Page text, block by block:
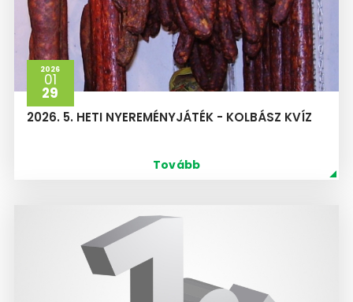
2026
01
29
2026. 5. HETI NYEREMÉNYJÁTÉK - KOLBÁSZ KVÍZ
Tovább